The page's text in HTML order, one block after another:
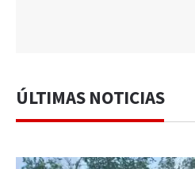
ÚLTIMAS NOTICIAS